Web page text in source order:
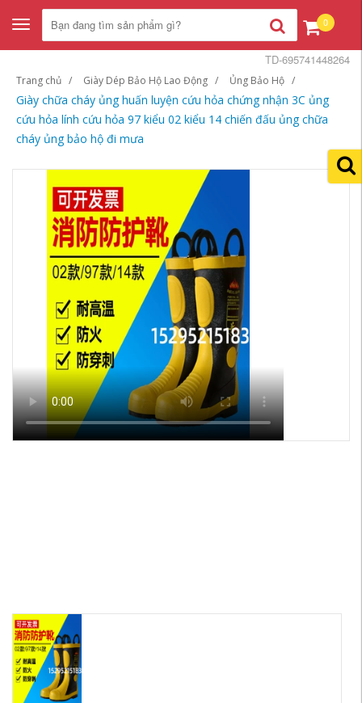
Toggle
navigation
0
Trang chủ Giày Dép Bảo Hộ Lao Động Ủng Bảo Hộ
Giày chữa cháy ủng huấn luyện cứu hỏa chứng nhận 3C ủng
cứu hỏa lính cứu hỏa 97 kiểu 02 kiểu 14 chiến đấu ủng chữa
cháy ủng bảo hộ đi mưa
TD-695741448264